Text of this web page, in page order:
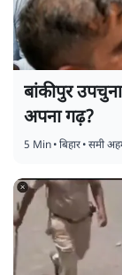
बांकीपुर
अपना गढ़?
5 Min•बिहार•समी